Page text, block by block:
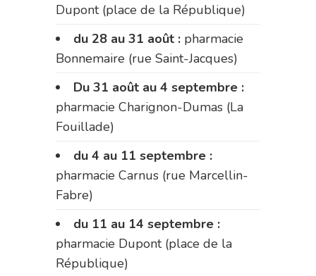
Dupont (place de la République)
du 28 au 31 août : pharmacie
Bonnemaire (rue Saint-Jacques)
Du 31 août au 4 septembre :
pharmacie Charignon-Dumas (La
Fouillade)
du 4 au 11 septembre :
pharmacie Carnus (rue Marcellin-
Fabre)
du 11 au 14 septembre :
pharmacie Dupont (place de la
République)